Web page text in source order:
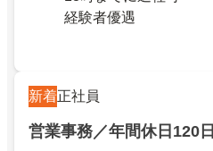
経験者優遇
新着正社員
営業事務／年間休日120